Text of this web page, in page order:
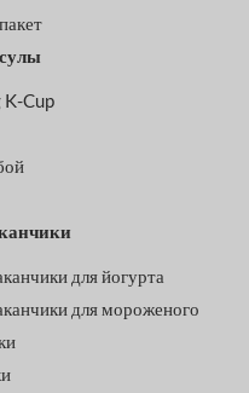
Cup
для йогурта
для мороженого